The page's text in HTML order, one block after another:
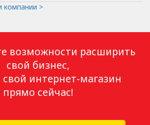
компании >
возможности расширить
свой бизнес,
свой интернет-магазин
прямо сейчас!